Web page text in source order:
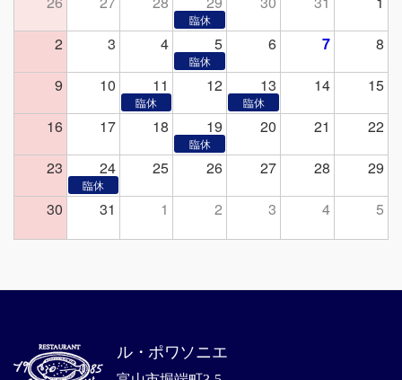
2
3 4 5 6 7
8
9
10 11 12 13 14
15
16
17 18 19 20 21
22
23
24 25 26 27 28
29
30
31 1 2 3 4 5
ル・ポワソニエ